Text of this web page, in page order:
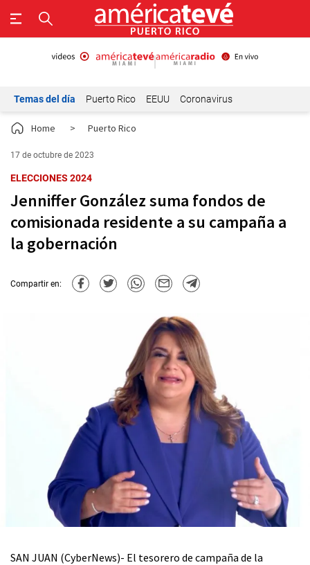
Temas del día Puerto Rico EEUU Coronavirus
Home > Puerto Rico
17 de octubre de 2023
ELECCIONES 2024
Jenniffer González suma fondos de
comisionada residente a su campaña a
la gobernación
Compartir en:
SAN JUAN (CyberNews)- El tesorero de campaña de la